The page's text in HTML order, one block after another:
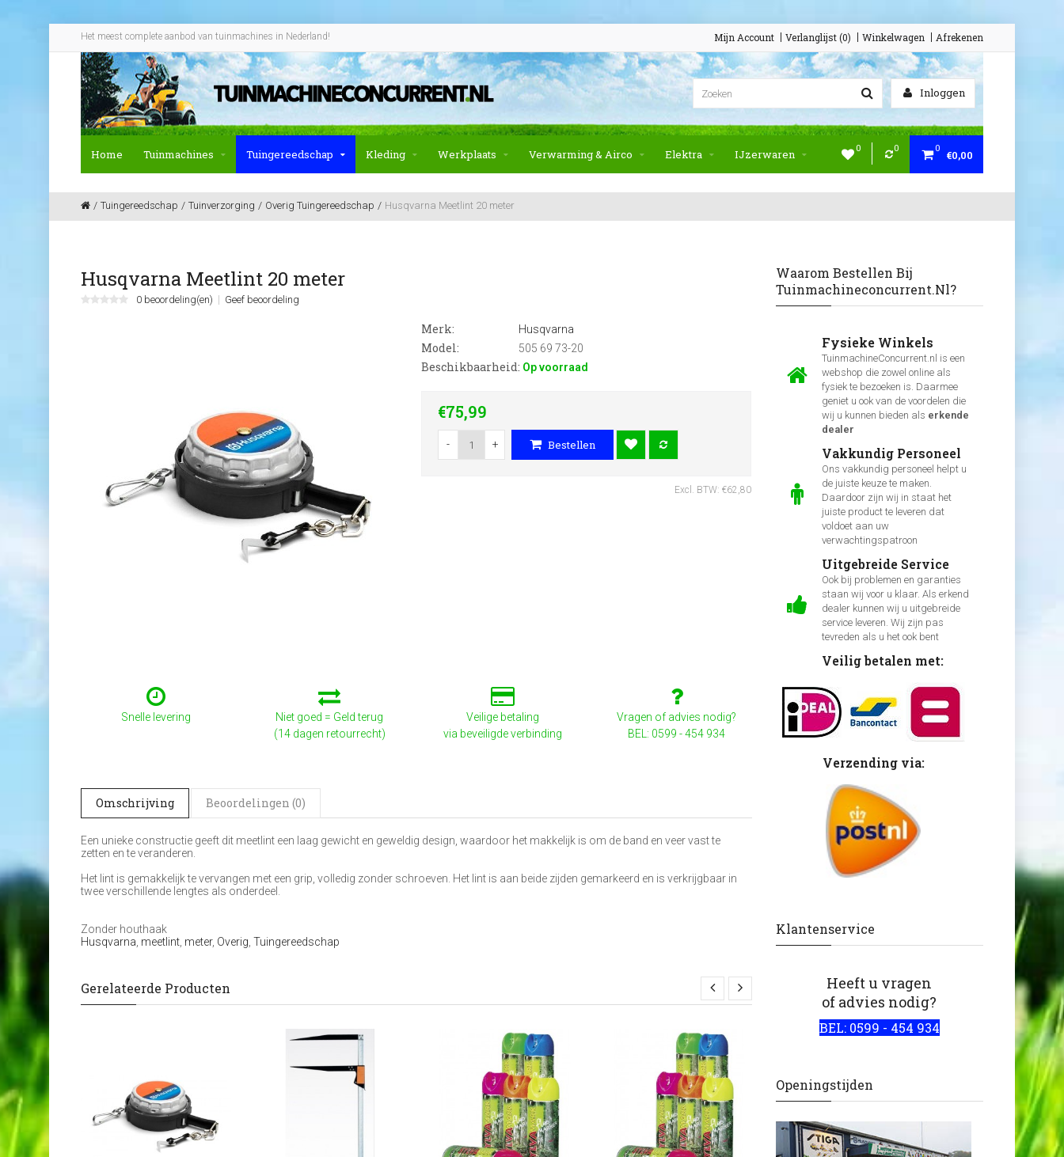
Het meest complete aanbod van tuinmachines in Nederland! Mijn Account Verlanglijst (0) Winkelwagen Afrekenen
Inloggen
0 0 0
€0,00
Home Tuinmachines Tuingereedschap Kleding Werkplaats Verwarming & Airco Elektra IJzerwaren
Tuingereedschap Tuinverzorging Overig Tuingereedschap Husqvarna Meetlint 20 meter
Husqvarna Meetlint 20 meter
0 beoordeling(en) Geef beoordeling
Merk: Husqvarna
Model: 505 69 73-20
Beschikbaarheid: Op voorraad
€75,99
- + Bestellen
Excl. BTW: €62,80
Snelle levering
Niet goed = Geld terug
(14 dagen retourrecht)
Veilige betaling
via beveiligde verbinding
Vragen of advies nodig?
BEL: 0599 - 454 934
Omschrijving Beoordelingen (0)
Een unieke constructie geeft dit meetlint een laag gewicht en geweldig design, waardoor het makkelijk is om de band en veer vast te
zetten en te veranderen.
Het lint is gemakkelijk te vervangen met een grip, volledig zonder schroeven. Het lint is aan beide zijden gemarkeerd en is verkrijgbaar in
twee verschillende lengtes als onderdeel.
Zonder houthaak
Husqvarna meetlint meter, Overig Tuingereedschap
Gerelateerde Producten
Waarom Bestellen Bij
Tuinmachineconcurrent.nl?
Fysieke Winkels
TuinmachineConcurrent.nl is een
webshop die zowel online als
fysiek te bezoeken is. Daarmee
geniet u ook van de voordelen die
wij u kunnen bieden als erkende
dealer
Vakkundig Personeel
Ons vakkundig personeel helpt u
de juiste keuze te maken.
Daardoor zijn wij in staat het
juiste product te leveren dat
voldoet aan uw
verwachtingspatroon
Uitgebreide Service
Ook bij problemen en garanties
staan wij voor u klaar. Als erkend
dealer kunnen wij u uitgebreide
service leveren. Wij zijn pas
tevreden als u het ook bent
Veilig betalen met:
Verzending via:
Klantenservice
Heeft u vragen
of advies nodig?
BEL: 0599 - 454 934
Openingstijden